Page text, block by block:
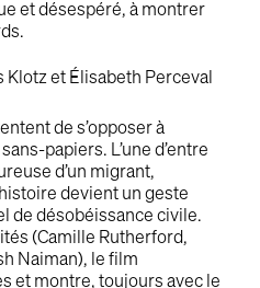
et désespéré, à montrer
Klotz et Élisabeth Perceval
de s’opposer à
papiers. L’une d’entre
d’un migrant,
devient un geste
de désobéissance civile.
(Camille Rutherford,
Naiman), le film
et montre, toujours avec le